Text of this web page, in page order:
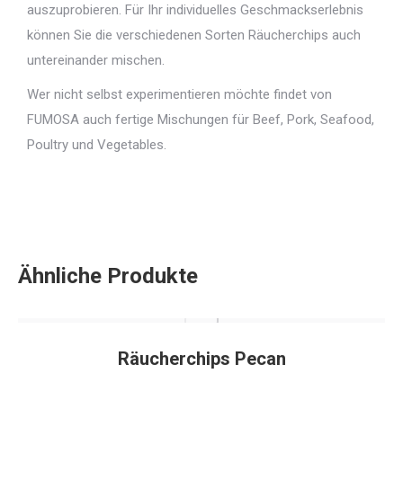
auszuprobieren. Für Ihr individuelles Geschmackserlebnis
können Sie die verschiedenen Sorten Räucherchips auch
untereinander mischen.
Wer nicht selbst experimentieren möchte findet von
FUMOSA auch fertige Mischungen für Beef, Pork, Seafood,
Poultry und Vegetables.
Ähnliche Produkte
Räucherchips Pecan